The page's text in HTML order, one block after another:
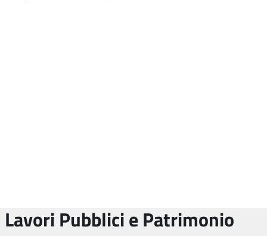
Lavori Pubblici e Patrimonio